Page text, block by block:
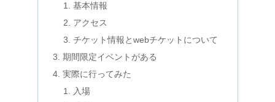
基本情報
アクセス
チケット情報とwebチケットについて
期間限定イベントがある
実際に行ってみた
入場